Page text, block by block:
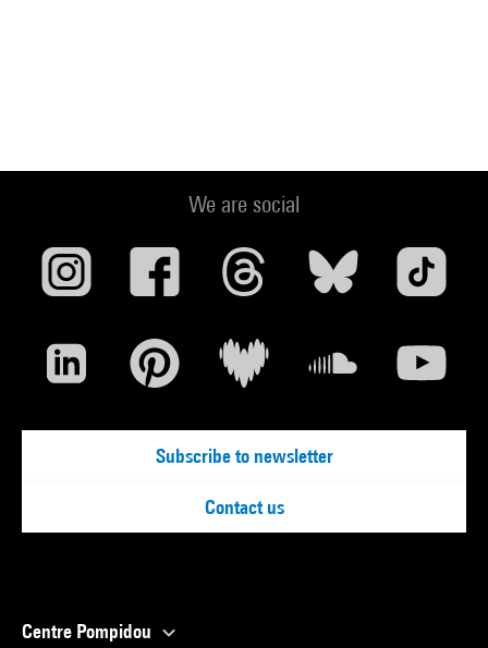
We are social
Subscribe to newsletter
Contact us
Centre Pompidou